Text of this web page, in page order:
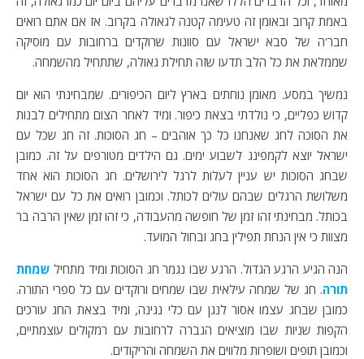
באמת קרוב ובאומן זה טעימה קטנה לגאולה בקרוב. אז אם אתם רואים
חבר'ה של סבא ישראל עם סוונות שרוקדים ברחובות עם מוסיקה
שממלאת את כל הלב תדעו שזה תחילת גאולה, שתתחיל מהשמחה.
נמשיך במסע. מאומן נוחתים בארץ ליום הכיפורים. שמבחינתי הוא יום
קדוש כפליים, כי נולדתי בצאת כיפור. ומיד לאחר הצום מתחילים לבנות
את הסוכה לחג שאנחנו כל כך אוהבים – חג הסוכות. זה חג שכל עם
ישראל יוצא לקמפינג לשבוע ימים. גם הילדים מטורפים על זה. כמובן
שבחג הסוכות יש עניין לעלות לרגל לירושלים. חג הסוכות הוא אחד
משלושת הרגלים שבהם עולים לכותל. וכמובן רואים את כל עם ישראל
בכותל. מבחינתי זהו זמן של חופשה מהעבודה, כי זהו זמן שאין הרבה בר
מצוות כי אין הנחת תפילין בחג ובחול המועד.
הנה הגיע הרגע הגדול. הרגע שבו נגמר חג הסוכות ומיד מתחיל שמחת
תורה. חג של שמחה עילאית שבו שמחים ורוקדים עם כל ספרי התורה.
כמובן שבחג עצמו אסור לנגן עם כלי נגינה, ומיד בצאת החג עורכים
הקפות שניות שבו מוציאים הגברה לרחובות עם רמקולים עוצמתיים,
וכמובן תופים ושופרות מלווים את השמחה והריקודים.